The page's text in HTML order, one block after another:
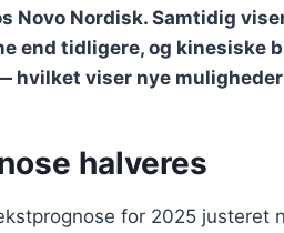
Novo Nordisk. Samtidig
end tidligere, og kinesiske
hvilket viser nye
halveres
for 2025 justeret